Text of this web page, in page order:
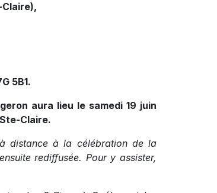
5B1.
aura lieu le samedi 19 juin
Claire.
distance à la célébration de la
rediffusée. Pour y assister,